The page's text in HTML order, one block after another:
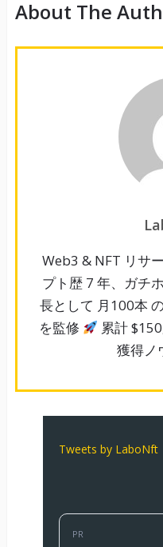
About The
Web3 & NFT リサ
プト歴 7 年、ガチ
長として 月100本
を監修
累計
獲得ノ
Tweets by LaboNft
PR